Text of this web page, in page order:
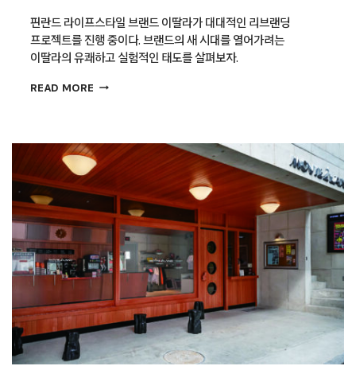
핀란드 라이프스타일 브랜드 이딸라가 대대적인 리브랜딩
프로젝트를 진행 중이다. 브랜드의 새 시대를 열어가려는
이딸라의 유쾌하고 실험적인 태도를 살펴보자.
READ MORE [리브랜딩